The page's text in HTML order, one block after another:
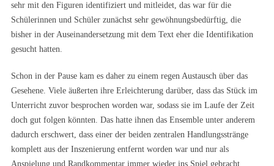
sehr mit den Figuren identifiziert und mitleidet, das war für die
Schülerinnen und Schüler zunächst sehr gewöhnungsbedürftig, die
bisher in der Auseinandersetzung mit dem Text eher die Identifikation
gesucht hatten.
Schon in der Pause kam es daher zu einem regen Austausch über das
Gesehene. Viele äußerten ihre Erleichterung darüber, dass das Stück im
Unterricht zuvor besprochen worden war, sodass sie im Laufe der Zeit
doch gut folgen könnten. Das hatte ihnen das Ensemble unter anderem
dadurch erschwert, dass einer der beiden zentralen Handlungsstränge
komplett aus der Inszenierung entfernt worden war und nur als
Anspielung und Randkommentar immer wieder ins Spiel gebracht